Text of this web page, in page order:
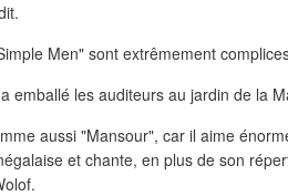
Men" sont extrêmement
aussi "Mansour", car il aime
et chante, en plus de son